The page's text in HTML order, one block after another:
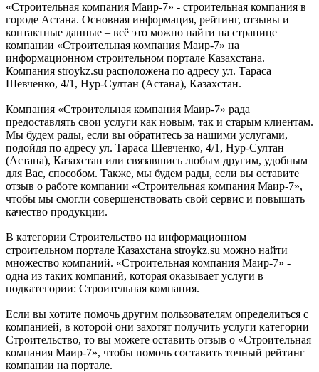
«Строительная компания Маир-7» - строительная компания в
городе Астана. Основная информация, рейтинг, отзывы и
контактные данные – всё это можно найти на странице
компании «Строительная компания Маир-7» на
информационном строительном портале Казахстана.
Компания stroykz.su расположена по адресу ул. Тараса
Шевченко, 4/1, Нур-Султан (Астана), Казахстан.
Компания «Строительная компания Маир-7» рада
предоставлять свои услуги как новым, так и старым клиентам.
Мы будем рады, если вы обратитесь за нашими услугами,
подойдя по адресу ул. Тараса Шевченко, 4/1, Нур-Султан
(Астана), Казахстан или связавшись любым другим, удобным
для Вас, способом. Также, мы будем рады, если вы оставите
отзыв о работе компании «Строительная компания Маир-7»,
чтобы мы смогли совершенствовать свой сервис и повышать
качество продукции.
В категории Строительство на информационном
строительном портале Казахстана stroykz.su можно найти
множество компаний. «Строительная компания Маир-7» -
одна из таких компаний, которая оказывает услуги в
подкатегории: Строительная компания.
Если вы хотите помочь другим пользователям определиться с
компанией, в которой они захотят получить услуги категории
Строительство, то вы можете оставить отзыв о «Строительная
компания Маир-7», чтобы помочь составить точный рейтинг
компании на портале.